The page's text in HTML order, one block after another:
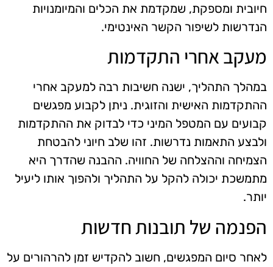
חיובית ומספקת, שמקדמת את הכלים והמיומנויות
הנדרשות לשיפור הקשר האינטימי.
מעקב אחרי התקדמות
במהלך התהליך, ישנה חשיבות רבה למעקב אחרי
ההתקדמות האישית והזוגית. ניתן לקבוע מפגשים
קבועים עם המטפל המיני כדי לבדוק את ההתקדמות
ולבצע התאמות נדרשות. זהו שלב חיוני להבטחת
הצמיחה וההצלחה של החוויה. ההבנה שהדרך היא
מתמשכת יכולה להקל על התהליך ולהפוך אותו ליעיל
יותר.
הפנמה של תובנות חדשות
לאחר סיום המפגשים, חשוב להקדיש זמן להרהורים על